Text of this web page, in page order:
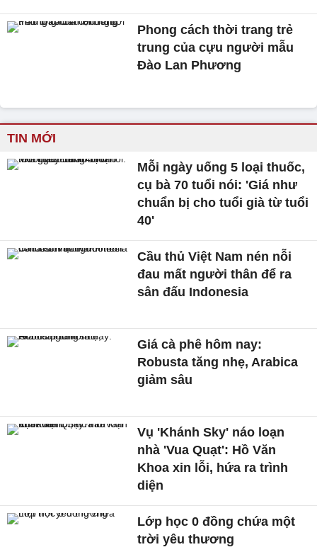
Phong cách thời trang trẻ
trung của cựu người mẫu
Đào Lan Phương
TIN MỚI
Mỗi ngày uống 5 loại thuốc,
cụ bà 70 tuổi nói: 'Giá như
chuẩn bị cho tuổi già từ tuổi
40'
Cầu thủ Việt Nam nén nỗi
đau mất người thân để ra
sân đấu Indonesia
Giá cà phê hôm nay:
Robusta tăng nhẹ, Arabica
giảm sâu
Vụ 'Khánh Sky' náo loạn
nhà 'Vua Quạt': Hồ Văn
Khoa xin lỗi, hứa ra trình
diện
Lớp học 0 đồng chứa một
trời yêu thương